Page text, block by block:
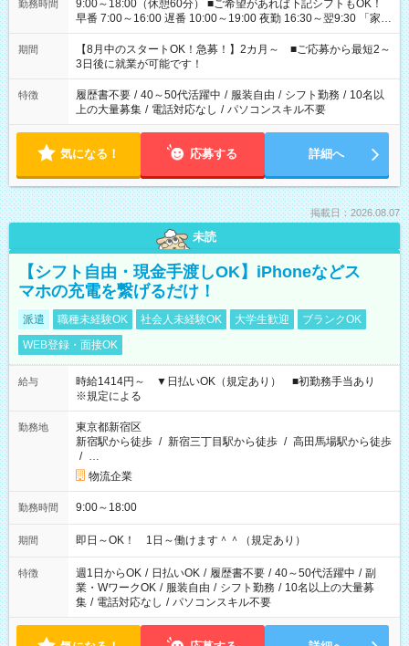
勤務時間
9:00～18:00（休憩60分） ■ご希望があれば下記シフトもOK！
早番 7:00～16:00 遅番 10:00～19:00 夜勤 16:30～翌9:30 「家族
と休みを合わせたい」 「余裕を持って夕飯の準備がしたい」
「できれば残業はしたくない」 など、ご希望を教えてください
ね。 ※Wワーク希望の方へ 今ご覧のお仕事で希望する勤務時間
と、もう1つのお仕事の勤務時間。 合計で週40時間を超える場
合は応募できません。
期間
【8月中のスタートOK！急募！】2カ月～ ■ご応募から最短2～
3日後に就業が可能です！
特徴 履歴書不要 / 40～50代活躍中 / 服装自由 / シフト勤務 / 10名以
上の大量募集 / 電話対応なし / パソコンスキル不要
気になる！ 応募する 詳細へ
掲載日：2026.08.07
未読
【シフト自由・現金手渡しOK】iPhoneなどス
マホの充電を繋げるだけ！
派遣 職種未経験OK 社会人未経験OK 大学生歓迎
ブランクOK
WEB登録・面接OK
給与
時給1414円～ ▼日払いOK（規定あり） ■初勤務手当あり
※規定による
勤務地
東京都新宿区
新宿駅から徒歩 / 新宿三丁目駅から徒歩 / 高田馬場駅から徒歩
/ …
物流企業
勤務時間 9:00～18:00
期間 即日～OK！ 1日～働けます＾＾（規定あり）
特徴 週1日からOK / 日払いOK / 履歴書不要 / 40～50代活躍中 / 副
業・WワークOK / 服装自由 / シフト勤務 / 10名以上の大量募
集 / 電話対応なし / パソコンスキル不要